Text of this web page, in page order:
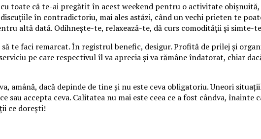
cu toate că te-ai pregătit în acest weekend pentru o activitate
în contradictoriu, mai ales astăzi, când un vechi prieten te
altă dată. Odihneşte-te, relaxează-te, dă curs comodităţii şi simte-
te faci remarcat. În registrul benefic, desigur. Profită de prilej şi
pe care respectivul îl va aprecia şi va rămâne îndatorat, chiar
amână, dacă depinde de tine şi nu este ceva obligatoriu. Uneori
sau accepta ceva. Calitatea nu mai este ceea ce a fost cândva,
ce doreşti!